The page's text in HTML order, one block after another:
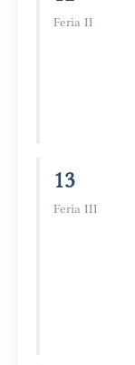
Feria II
13
Feria III